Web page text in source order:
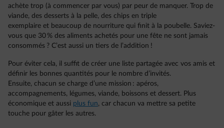
achète trop (à commencer par vous) par peur de manquer. Trop de
viande, des desserts à la pelle, des chips en triple
exemplaire et beaucoup de nourriture qui finit à la poubelle. Saviez-
vous que 30 % des aliments achetés pour une fête ne sont jamais
consommés ? C’est aussi un tiers de l’addition !
Pour éviter cela, il suffit de créer une liste partagée avec vos amis et
définir les bonnes quantités pour le nombre d’invités.
Ensuite, chacun se charge d’une mission : apéros,
accompagnements, légumes, viande, boissons et dessert. Plus
économique et aussi plus fun, car chacun va mettre sa petite
touche pour gâter les autres.